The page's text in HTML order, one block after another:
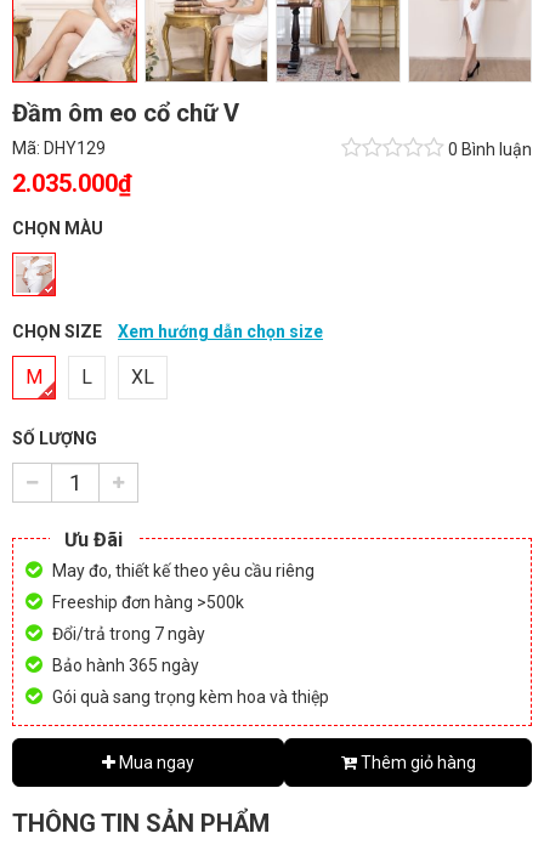
Đầm ôm eo cổ chữ V
Mã: DHY129 0 Bình luận
2.035.000₫
CHỌN MÀU
CHỌN SIZE Xem hướng dẫn chọn size
M L XL
SỐ LƯỢNG
Ưu Đãi
May đo, thiết kế theo yêu cầu riêng
Freeship đơn hàng >500k
Đổi/trả trong 7 ngày
Bảo hành 365 ngày
Gói quà sang trọng kèm hoa và thiệp
Mua ngay Thêm giỏ hàng
THÔNG TIN SẢN PHẨM